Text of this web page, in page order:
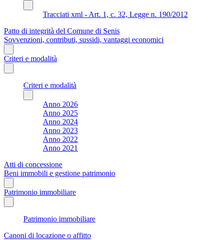
Tracciati xml - Art. 1, c. 32, Legge n. 190/2012
Patto di integrità del Comune di Senis
Sovvenzioni, contributi, sussidi, vantaggi economici
Criteri e modalità
Criteri e modalità
Anno 2026
Anno 2025
Anno 2024
Anno 2023
Anno 2022
Anno 2021
Atti di concessione
Beni immobili e gestione patrimonio
Patrimonio immobiliare
Patrimonio immobiliare
Canoni di locazione o affitto